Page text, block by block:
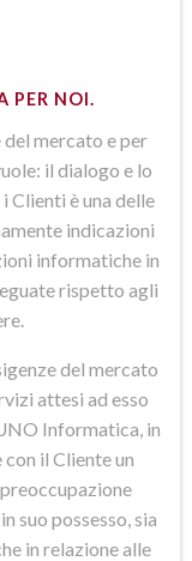
PER NOI.
mercato e per
il dialogo e lo
Clienti è una delle
indicazioni
informatiche in
rispetto agli
del mercato
attesi ad esso
Informatica, in
con il Cliente un
suo possesso, sia
in relazione alle